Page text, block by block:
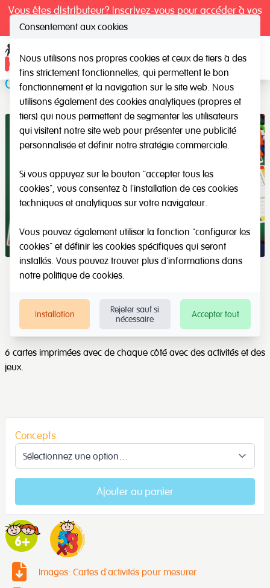
Vous êtes distributeur? Inscrivez-vous pour accéder à vos
tarifs exclusifs.
Cartes d’activités pour mesurer
6 cartes imprimées avec de chaque côté avec des activités et des
jeux.
Concepts
Ajouter au panier
Images: Cartes d’activités pour mesurer
Consentement aux cookies
Nous utilisons nos propres cookies et ceux de tiers à des
fins strictement fonctionnelles, qui permettent le bon
fonctionnement et la navigation sur le site web. Nous
utilisons également des cookies analytiques (propres et
tiers) qui nous permettent de segmenter les utilisateurs
qui visitent notre site web pour présenter une publicité
personnalisée et définir notre stratégie commerciale.
Si vous appuyez sur le bouton "accepter tous les
cookies", vous consentez à l'installation de ces cookies
techniques et analytiques sur votre navigateur.
Vous pouvez également utiliser la fonction "configurer les
cookies" et définir les cookies spécifiques qui seront
installés. Vous pouvez trouver plus d'informations dans
notre politique de cookies.
Installation
Rejeter sauf si
nécessaire
Accepter tout